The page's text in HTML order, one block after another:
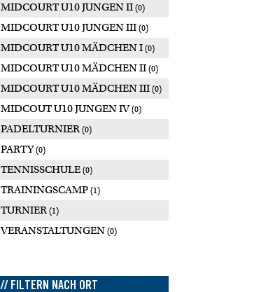
MIDCOURT U10 JUNGEN II (0)
MIDCOURT U10 JUNGEN III (0)
MIDCOURT U10 MÄDCHEN I (0)
MIDCOURT U10 MÄDCHEN II (0)
MIDCOURT U10 MÄDCHEN III (0)
MIDCOUT U10 JUNGEN IV(0)
PADELTURNIER (0)
PARTY(0)
TENNISSCHULE (0)
TRAININGSCAMP (1)
TURNIER (1)
VERANSTALTUNGEN (0)
// FILTERN NACH ORT